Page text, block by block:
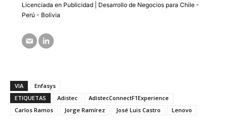
Licenciada en Publicidad | Desarrollo de Negocios para Chile -
Perú - Bolivia
VIA
Enfasys
ETIQUETAS
Adistec
AdistecConnectF1Experience
Carlos Ramos
Jorge Ramírez José Luis Castro Lenovo